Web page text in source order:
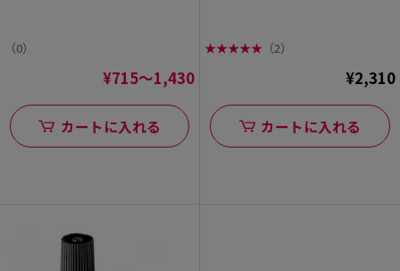
（0）
¥715～1,430
カートに入れる
★★★★★ （2）
¥2,310
カートに入れる